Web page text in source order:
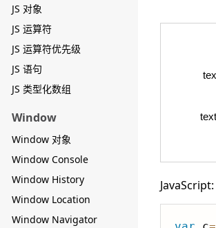
JS 对象
JS 运算符
JS 运算符优先级
JS 语句
JS 类型化数组
Window
Window 对象
Window Console
Window History
Window Location
Window Navigator
JavaScript: